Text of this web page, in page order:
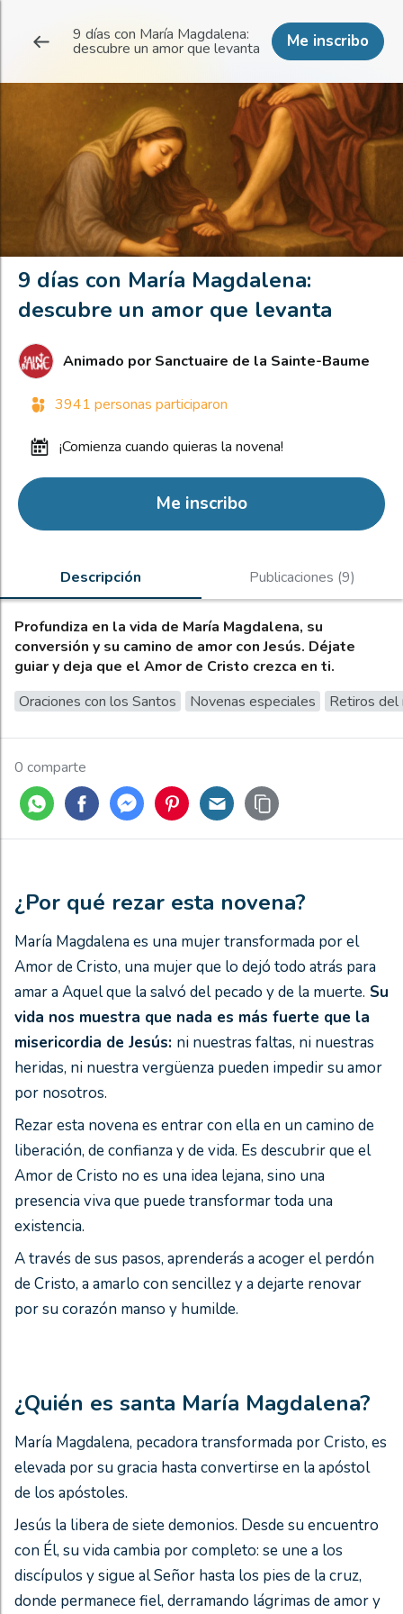
9 días con María Magdalena:
descubre un amor que levanta Me inscribo
9 días con María Magdalena:
descubre un amor que levanta
Animado por Sanctuaire de la Sainte-Baume
3941 personas participaron
¡comienza cuando quieras la novena!
Me inscribo
Descripción Publicaciones (9)
Profundiza en la vida de María Magdalena, su
conversión y su camino de amor con Jesús. Déjate
guiar y deja que el Amor de Cristo crezca en ti.
Oraciones con los Santos
Novenas especiales Retiros
0 comparte
¿Por qué rezar esta novena?
María Magdalena es una mujer transformada por el
Amor de Cristo, una mujer que lo dejó todo atrás para
amar a Aquel que la salvó del pecado y de la muerte. Su
vida nos muestra que nada es más fuerte que la
misericordia de Jesús: ni nuestras faltas, ni nuestras
heridas, ni nuestra vergüenza pueden impedir su amor
por nosotros.
Rezar esta novena es entrar con ella en un camino de
liberación, de confianza y de vida. Es descubrir que el
Amor de Cristo no es una idea lejana, sino una
presencia viva que puede transformar toda una
existencia.
A través de sus pasos, aprenderás a acoger el perdón
de Cristo, a amarlo con sencillez y a dejarte renovar
por su corazón manso y humilde.
¿Quién es santa María Magdalena?
María Magdalena, pecadora transformada por Cristo, es
elevada por su gracia hasta convertirse en la apóstol
de los apóstoles.
Jesús la libera de siete demonios. Desde su encuentro
con Él, su vida cambia por completo: se une a los
discípulos y sigue al Señor hasta los pies de la cruz,
donde permanece fiel, derramando lágrimas de amor y